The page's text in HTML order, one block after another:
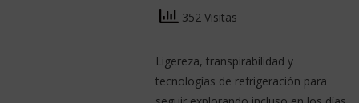
352 Visitas
Ligereza, transpirabilidad y
tecnologías de refrigeración para